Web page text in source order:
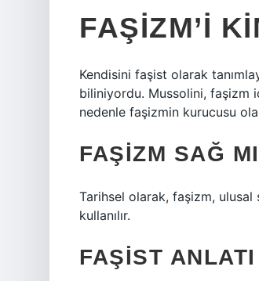
FAŞIZM’I
Kendisini faşist olarak
biliniyordu. Mussolini, faşizm
nedenle faşizmin kurucusu
FAŞIZM SAĞ
Tarihsel olarak, faşizm, ulusal
kullanılır.
FAŞIST